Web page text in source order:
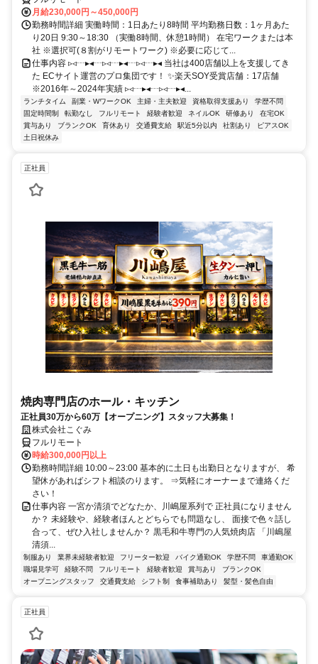
月給230,000円～450,000円
勤務時間詳細 実働時間：1日あたり8時間 平均勤務日数：1ヶ月あた
り20日 9:30～18:30 （実働8時間、休憩1時間） 在宅ワークまたは本
社 ※選択可(８割がリモートワーク) ※必要に応じて...
仕事内容 ▹◃┄▸◂┄▹◃┄▸◂┄▹◃┄▸◂ 当社は400店舗以上を支援してき
た ECサイト運営のプロ集団です！ ✨楽天SOY受賞店舗：17店舗
※2016年～2024年実績 ▹◃┄▸◂┄▹◃┄▸◂...
ランチタイム 副業・WワークOK 主婦・主夫歓迎 資格取得支援あり
学歴不問
固定時間制
転勤なし フルリモート 経験者歓迎 ネイルOK 研修あり
在宅OK
賞与あり
ブランクOK 育休あり 交通費支給 駅近5分以内 社割あり
ピアスOK
土日祝休み
正社員
焼肉専門店のホール・キッチン
正社員30万から60万【オープニング】スタッフ大募集！
株式会社こぐみ
フルリモート
時給300,000円以上
勤務時間詳細 10:00～23:00 基本的に土日も出勤日となりますが、 希
望休があればシフト相談のります。 ⇒気軽にオーナーまで連絡くだ
さい！
仕事内容 一宮か清須でどなたか、川嶋屋系列で 正社員になりません
か？ 未経験や、経験者ほんとどちらでも問題なし、 面接で色々話し
合って、ぜひ入社しませんか？ 黒毛和牛専門の人気焼肉店 「川嶋屋
清須...
制服あり 業界未経験者歓迎 フリーター歓迎 バイク通勤OK 学歴不問
車通勤OK
職場見学可
経験不問 フルリモート 経験者歓迎 賞与あり
ブランクOK
オープニングスタッフ
交通費支給 シフト制 食事補助あり 髪型・髪色自由
正社員